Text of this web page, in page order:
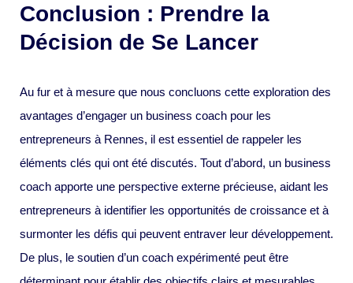
Conclusion : Prendre la
Décision de Se Lancer
Au fur et à mesure que nous concluons cette exploration des
avantages d’engager un business coach pour les
entrepreneurs à Rennes, il est essentiel de rappeler les
éléments clés qui ont été discutés. Tout d’abord, un business
coach apporte une perspective externe précieuse, aidant les
entrepreneurs à identifier les opportunités de croissance et à
surmonter les défis qui peuvent entraver leur développement.
De plus, le soutien d’un coach expérimenté peut être